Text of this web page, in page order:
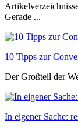
Gerade ...
10 Tipps zur
Der Großteil der
In eigener Sache: